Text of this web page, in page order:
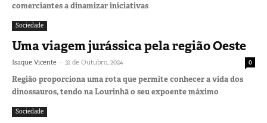
comerciantes a dinamizar iniciativas
Sociedade
Uma viagem jurássica pela região Oeste
Isaque Vicente - 31 de Outubro, 2024 0
Região proporciona uma rota que permite conhecer a vida dos
dinossauros, tendo na Lourinhã o seu expoente máximo
Sociedade